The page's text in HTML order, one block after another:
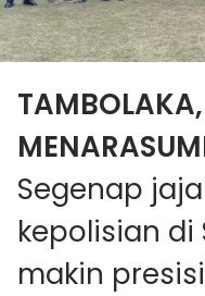
TAMBOLAKA,
Segenap
kepolisian di
makin